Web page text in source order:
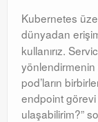
Kubernetes
dünyadan
kullanırız.
yönlendirmenin
pod’ların
endpoint
ulaşabilirim?”